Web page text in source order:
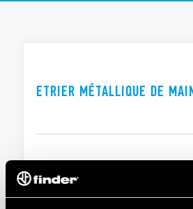
Rigidité diélectique : 2 kV AC
Température ambiante : –40…+70
CERTIFICATIONS
ETRIER MÉTALLIQUE DE